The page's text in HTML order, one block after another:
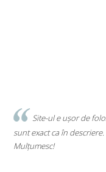
Ficțiune mitologică și
Romane de dragoste
Poezie și teatru
Site-ul e ușor de
sunt exact ca în
Mulțumesc!